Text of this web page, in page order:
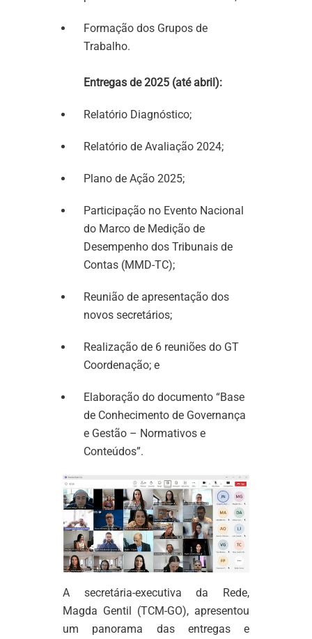
Formação dos Grupos de
Trabalho.
Entregas de 2025 (até abril):
Relatório Diagnóstico;
Relatório de Avaliação 2024;
Plano de Ação 2025;
Participação no Evento Nacional
do Marco de Medição de
Desempenho dos Tribunais de
Contas (MMD-TC);
Reunião de apresentação dos
novos secretários;
Realização de 6 reuniões do GT
Coordenação; e
Elaboração do documento “Base
de Conhecimento de Governança
e Gestão – Normativos e
Conteúdos”.
A secretária-executiva da Rede,
Magda Gentil (TCM-GO), apresentou
um panorama das entregas e